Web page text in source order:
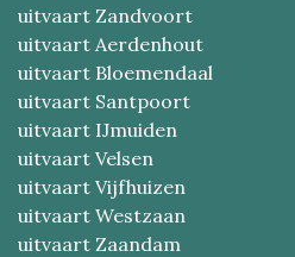
uitvaart Zandvoort
uitvaart Aerdenhout
uitvaart Bloemendaal
uitvaart Santpoort
uitvaart IJmuiden
uitvaart Velsen
uitvaart Vijfhuizen
uitvaart Westzaan
uitvaart Zaandam